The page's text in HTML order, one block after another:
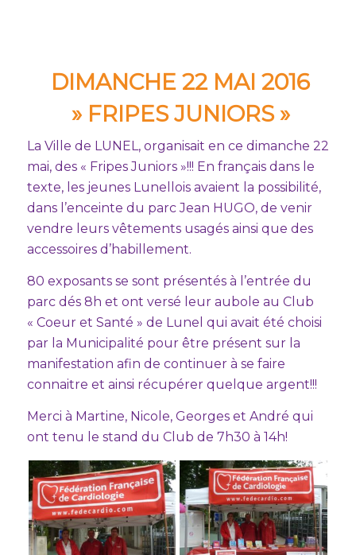
DIMANCHE 22 MAI 2016
» FRIPES JUNIORS »
La Ville de LUNEL, organisait en ce dimanche 22
mai, des « Fripes Juniors »!!! En français dans le
texte, les jeunes Lunellois avaient la possibilité,
dans l’enceinte du parc Jean HUGO, de venir
vendre leurs vêtements usagés ainsi que des
accessoires d’habillement.
80 exposants se sont présentés à l’entrée du
parc dés 8h et ont versé leur aubole au Club
« Coeur et Santé » de Lunel qui avait été choisi
par la Municipalité pour être présent sur la
manifestation afin de continuer à se faire
connaitre et ainsi récupérer quelque argent!!!
Merci à Martine, Nicole, Georges et André qui
ont tenu le stand du Club de 7h30 à 14h!